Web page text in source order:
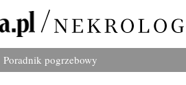
Poradnik pogrzebowy